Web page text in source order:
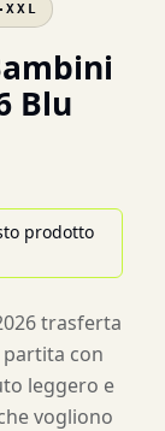
Blu
prodotto
trasferta
con
leggero e
vogliono